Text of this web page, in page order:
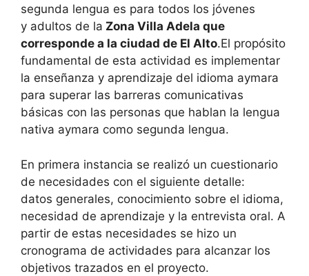
segunda lengua es para todos los jóvenes
y adultos de la Zona Villa Adela que
corresponde a la ciudad de El Alto.El propósito
fundamental de esta actividad es implementar
la enseñanza y aprendizaje del idioma aymara
para superar las barreras comunicativas
básicas con las personas que hablan la lengua
nativa aymara como segunda lengua.
En primera instancia se realizó un cuestionario
de necesidades con el siguiente detalle:
datos generales, conocimiento sobre el idioma,
necesidad de aprendizaje y la entrevista oral. A
partir de estas necesidades se hizo un
cronograma de actividades para alcanzar los
objetivos trazados en el proyecto.